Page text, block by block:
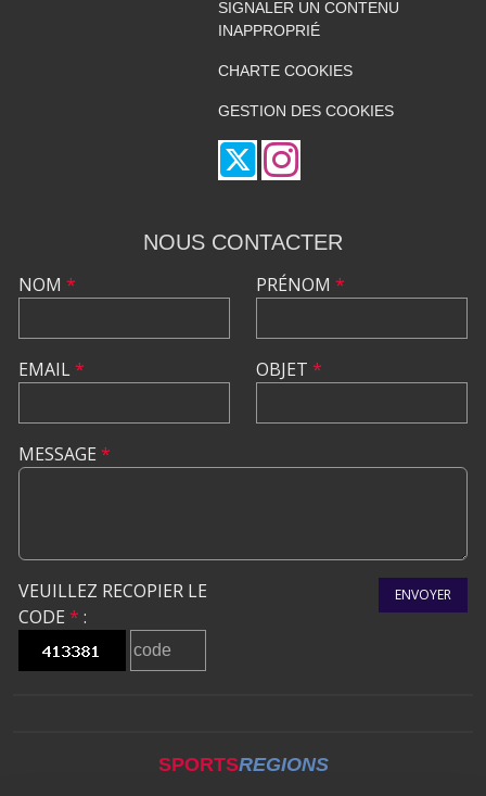
SIGNALER UN CONTENU
INAPPROPRIÉ
CHARTE COOKIES
GESTION DES COOKIES
NOUS CONTACTER
NOM *
EMAIL*
PRÉNOM *
OBJET *
MESSAGE *
VEUILLEZ RECOPIER LE
CODE * :
ENVOYER
SPORTSREGIONS